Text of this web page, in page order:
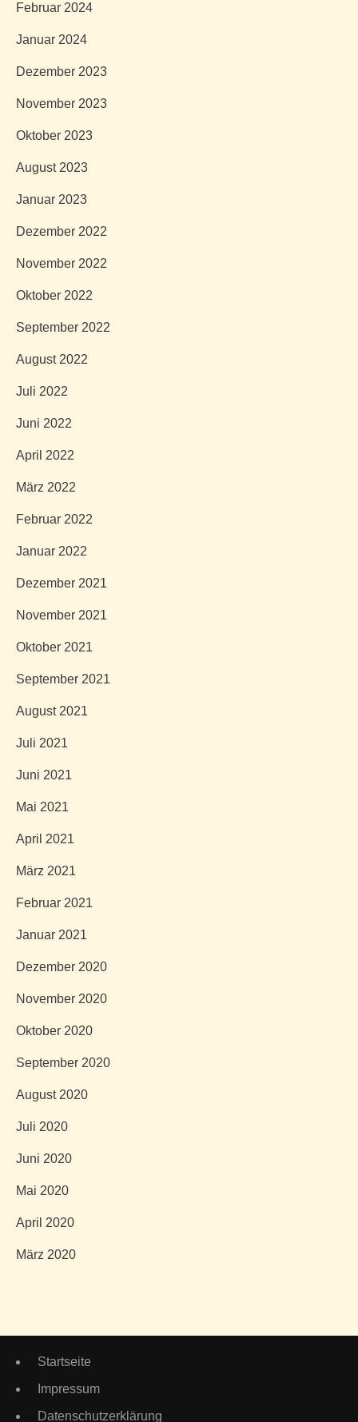
Februar 2024
Januar 2024
Dezember 2023
November 2023
Oktober 2023
August 2023
Januar 2023
Dezember 2022
November 2022
Oktober 2022
September 2022
August 2022
Juli 2022
Juni 2022
April 2022
März 2022
Februar 2022
Januar 2022
Dezember 2021
November 2021
Oktober 2021
September 2021
August 2021
Juli 2021
Juni 2021
Mai 2021
April 2021
März 2021
Februar 2021
Januar 2021
Dezember 2020
November 2020
Oktober 2020
September 2020
August 2020
Juli 2020
Juni 2020
Mai 2020
April 2020
März 2020
Startseite
Impressum
Datenschutzerklärung